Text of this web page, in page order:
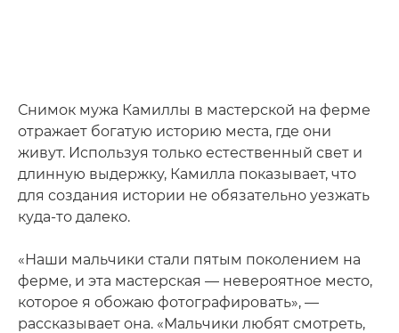
Снимок мужа Камиллы в мастерской на ферме
отражает богатую историю места, где они
живут. Используя только естественный свет и
длинную выдержку, Камилла показывает, что
для создания истории не обязательно уезжать
куда-то далеко.
«Наши мальчики стали пятым поколением на
ферме, и эта мастерская — невероятное место,
которое я обожаю фотографировать», —
рассказывает она. «Мальчики любят смотреть,